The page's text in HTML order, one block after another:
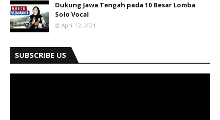
Dukung Jawa Tengah pada 10 Besar Lomba
Solo Vocal
April 12, 2021
SUBSCRIBE US